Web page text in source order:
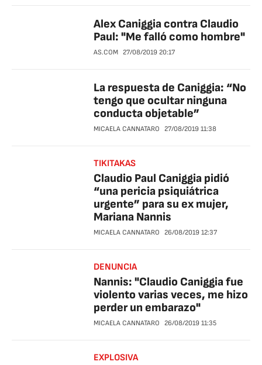
Alex Caniggia contra Claudio
Paul: "Me falló como hombre"
AS.COM 27/08/2019 20:17
La respuesta de Caniggia: “No
tengo que ocultar ninguna
conducta objetable”
MICAELA CANNATARO 27/08/2019 11:38
TIKITAKAS
Claudio Paul Caniggia pidió
“una pericia psiquiátrica
urgente” para su ex mujer,
Mariana Nannis
MICAELA CANNATARO 26/08/2019 12:37
DENUNCIA
Nannis: "Claudio Caniggia fue
violento varias veces, me hizo
perder un embarazo"
MICAELA CANNATARO 26/08/2019 11:35
EXPLOSIVA